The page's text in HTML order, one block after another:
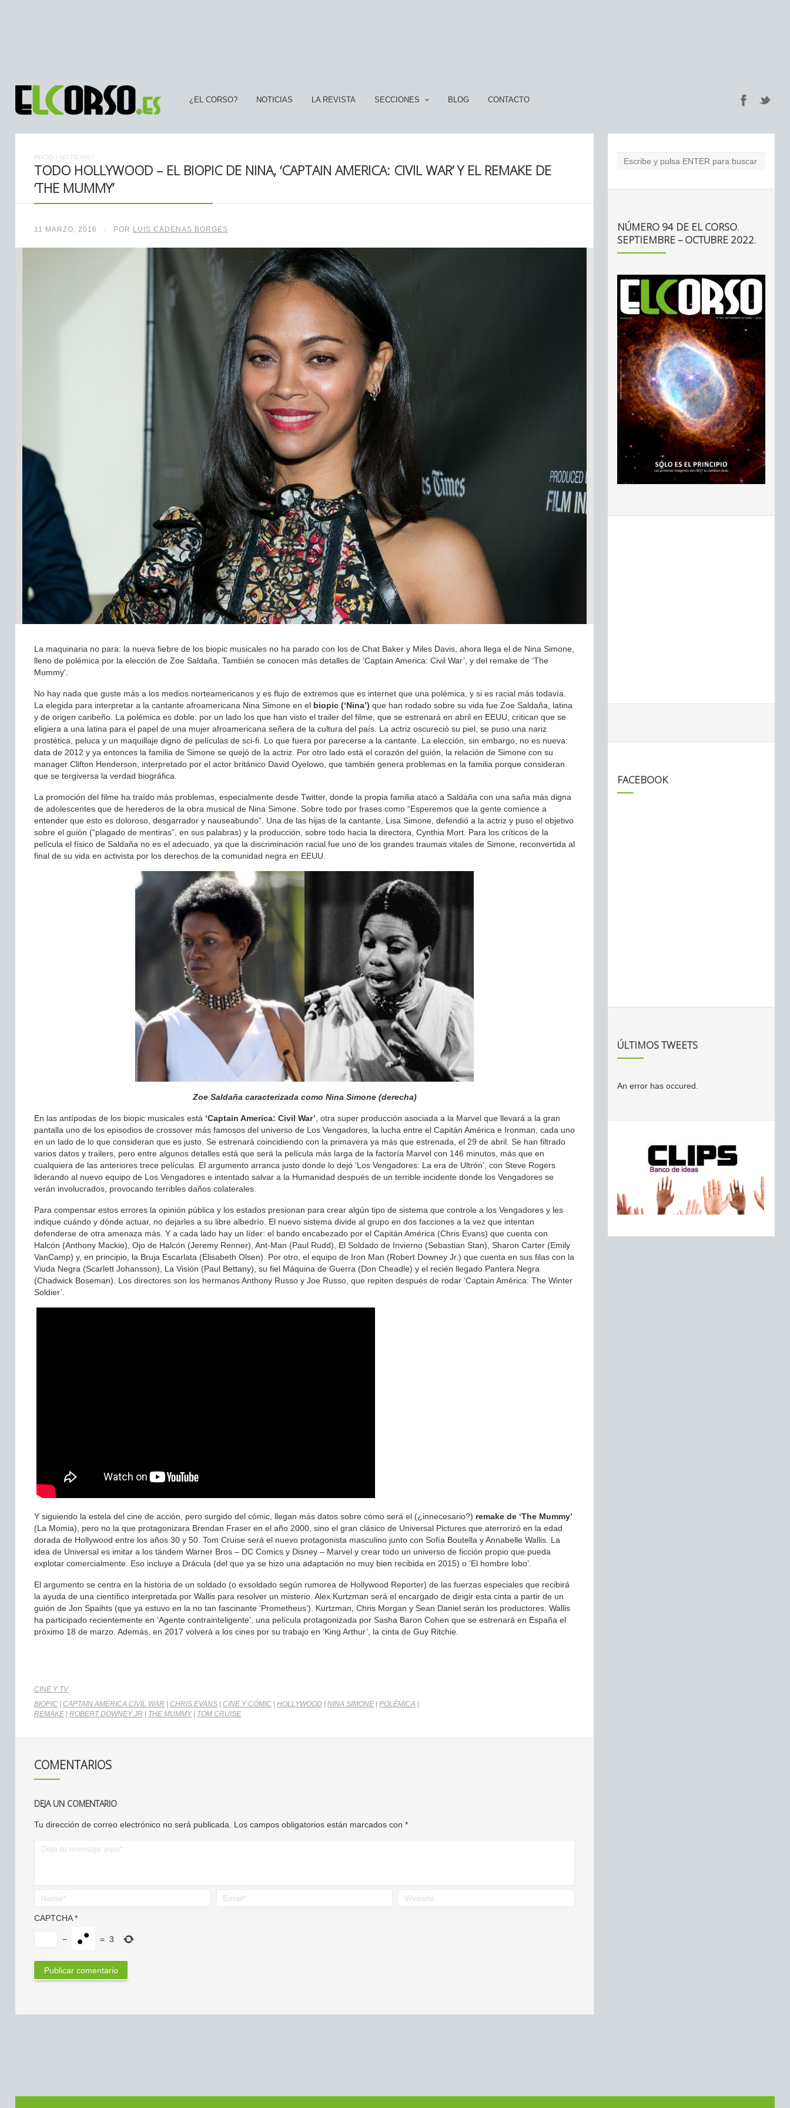
¿EL CORSO? NOTICIAS LA REVISTA SECCIONES BLOG CONTACTO
INICIO / NOTICIAS /
TODO HOLLYWOOD – EL BIOPIC DE NINA, ‘CAPTAIN AMERICA: CIVIL WAR’ Y EL REMAKE DE
‘THE MUMMY’
11 MARZO, 2016 / POR LUIS CADENAS BORGES
La maquinaria no para: la nueva fiebre de los biopic musicales no ha parado con los de Chat Baker y Miles Davis, ahora llega el de Nina Simone,
lleno de polémica por la elección de Zoe Saldaña. También se conocen más detalles de ‘Captain America: Civil War’, y del remake de ‘The
Mummy’.
No hay nada que guste más a los medios norteamericanos y es flujo de extremos que es internet que una polémica, y si es racial más todavía.
La elegida para interpretar a la cantante afroamericana Nina Simone en el biopic (‘Nina’) que han rodado sobre su vida fue Zoe Saldaña, latina
y de origen caribeño. La polémica es doble: por un lado los que han visto el trailer del filme, que se estrenará en abril en EEUU, critican que se
eligiera a una latina para el papel de una mujer afroamericana señera de la cultura del país. La actriz oscureció su piel, se puso una nariz
prostética, peluca y un maquillaje digno de películas de sci-fi. Lo que fuera por parecerse a la cantante. La elección, sin embargo, no es nueva:
data de 2012 y ya entonces la familia de Simone se quejó de la actriz. Por otro lado está el corazón del guión, la relación de Simone con su
manager Clifton Henderson, interpretado por el actor británico David Oyelowo, que también genera problemas en la familia porque consideran
que se tergiversa la verdad biográfica.
La promoción del filme ha traído más problemas, especialmente desde Twitter, donde la propia familia atacó a Saldaña con una saña más digna
de adolescentes que de herederos de la obra musical de Nina Simone. Sobre todo por frases como “Esperemos que la gente comience a
entender que esto es doloroso, desgarrador y nauseabundo”. Una de las hijas de la cantante, Lisa Simone, defendió a la actriz y puso el objetivo
sobre el guión (“plagado de mentiras”, en sus palabras) y la producción, sobre todo hacia la directora, Cynthia Mort. Para los críticos de la
película el físico de Saldaña no es el adecuado, ya que la discriminación racial fue uno de los grandes traumas vitales de Simone, reconvertida al
final de su vida en activista por los derechos de la comunidad negra en EEUU.
Zoe Saldaña caracterizada como Nina Simone (derecha)
En las antípodas de los biopic musicales está ‘Captain America: Civil War’ , otra super producción asociada a la Marvel que llevará a la gran
pantalla uno de los episodios de crossover más famosos del universo de Los Vengadores, la lucha entre el Capitán América e Ironman, cada uno
en un lado de lo que consideran que es justo. Se estrenará coincidiendo con la primavera ya más que estrenada, el 29 de abril. Se han filtrado
varios datos y trailers, pero entre algunos detalles está que será la película más larga de la factoría Marvel con 146 minutos, más que en
cualquiera de las anteriores trece películas. El argumento arranca justo donde lo dejó ‘Los Vengadores: La era de Ultrón’, con Steve Rogers
liderando al nuevo equipo de Los Vengadores e intentado salvar a la Humanidad después de un terrible incidente donde los Vengadores se
verán involucrados, provocando terribles daños colaterales.
Para compensar estos errores la opinión pública y los estados presionan para crear algún tipo de sistema que controle a los Vengadores y les
indique cuándo y dónde actuar, no dejarles a su libre albedrío. El nuevo sistema divide al grupo en dos facciones a la vez que intentan
defenderse de otra amenaza más. Y a cada lado hay un líder: el bando encabezado por el Capitán América (Chris Evans) que cuenta con
Halcón (Anthony Mackie), Ojo de Halcón (Jeremy Renner), Ant-Man (Paul Rudd), El Soldado de Invierno (Sebastian Stan), Sharon Carter (Emily
VanCamp) y, en principio, la Bruja Escarlata (Elisabeth Olsen). Por otro, el equipo de Iron Man (Robert Downey Jr.) que cuenta en sus filas con la
Viuda Negra (Scarlett Johansson), La Visión (Paul Bettany), su fiel Máquina de Guerra (Don Cheadle) y el recién llegado Pantera Negra
(Chadwick Boseman). Los directores son los hermanos Anthony Russo y Joe Russo, que repiten después de rodar ‘Captain América: The Winter
Soldier’.
Y siguiendo la estela del cine de acción, pero surgido del cómic, llegan más datos sobre cómo será el (¿innecesario?) remake de ‘The Mummy’
(La Momia), pero no la que protagonizara Brendan Fraser en el año 2000, sino el gran clásico de Universal Pictures que aterrorizó en la edad
dorada de Hollywood entre los años 30 y 50. Tom Cruise será el nuevo protagonista masculino junto con Sofía Boutella y Annabelle Wallis. La
idea de Universal es imitar a los tándem Warner Bros – DC Comics y Disney – Marvel y crear todo un universo de ficción propio que pueda
explotar comercialmente. Eso incluye a Drácula (del que ya se hizo una adaptación no muy bien recibida en 2015) o ‘El hombre lobo’.
El argumento se centra en la historia de un soldado (o exsoldado según rumorea de Hollywood Reporter) de las fuerzas especiales que recibirá
la ayuda de una científico interpretada por Wallis para resolver un misterio. Alex Kurtzman será el encargado de dirigir esta cinta a partir de un
guión de Jon Spaihts (que ya estuvo en la no tan fascinante ‘Prometheus’). Kurtzman, Chris Morgan y Sean Daniel serán los productores. Wallis
ha participado recientemente en ‘Agente contrainteligente’, una película protagonizada por Sasha Baron Cohen que se estrenará en España el
próximo 18 de marzo. Además, en 2017 volverá a los cines por su trabajo en ‘King Arthur’, la cinta de Guy Ritchie.
CINE Y TV
BIOPIC
CAPTAIN AMERICA CIVIL WAR CHRIS EVANS CINE Y CÓMIC HOLLYWOOD NINA SIMONE POLÉMICA
REMAKE
ROBERT DOWNEY JR THE MUMMY| TOM CRUISE
COMENTARIOS
DEJA UN COMENTARIO
Tu dirección de correo electrónico no será publicada. Los campos obligatorios están marcados con *
CAPTCHA*
− = 3
NÚMERO 94 DE EL CORSO.
SEPTIEMBRE – OCTUBRE 2022.
FACEBOOK
ÚLTIMOS TWEETS
An error has occured.